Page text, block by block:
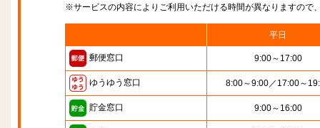
※サービスの内容によりご利用いただける時間が異なりますので
平日
郵便窓口 9:00～17:00
ゆうゆう窓口 8:00～9:00／17:00～
貯金窓口 9:00～16:00